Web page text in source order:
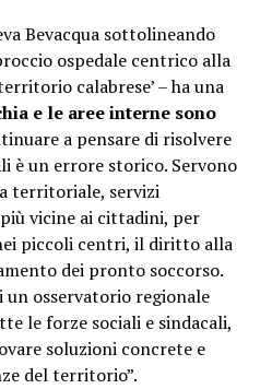
Bevacqua sottolineando
ospedale centrico alla
calabrese’ – ha una
e le aree interne sono
a pensare di risolvere
è un errore storico. Servono
territoriale, servizi
vicine ai cittadini, per
piccoli centri, il diritto alla
dei pronto soccorso.
un osservatorio regionale
le forze sociali e sindacali,
soluzioni concrete e
del territorio”.